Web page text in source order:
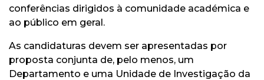
conferências dirigidos à comunidade académica e
ao público em geral.
As candidaturas devem ser apresentadas por
proposta conjunta de, pelo menos, um
Departamento e uma Unidade de Investigação da